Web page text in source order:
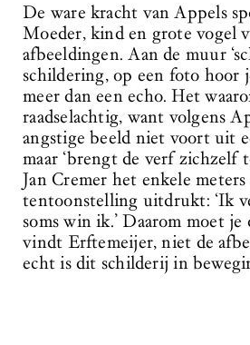
De ware kracht van Appels
Moeder, kind en grote vogel
afbeeldingen. Aan de muur
schildering, op een foto hoor
meer dan een echo. Het
raadselachtig, want volgens
angstige beeld niet voort uit
maar ‘brengt de verf zichzelf
Jan Cremer het enkele
tentoonstelling uitdrukt: ‘Ik
soms win ik.’ Daarom moet
vindt Erftemeijer, niet de
echt is dit schilderij in